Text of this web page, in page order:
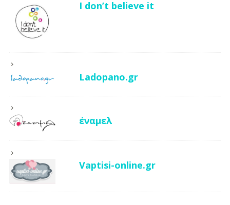
I don’t believe it
Ladopano.gr
έναμελ
Vaptisi-online.gr